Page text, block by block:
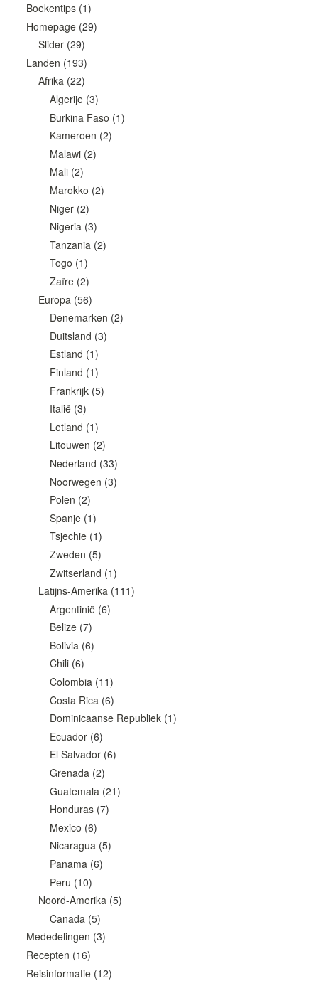
Boekentips(1)
Homepage(29)
Slider(29)
Landen (193)
Afrika(22)
Algerije (3)
Burkina Faso (1)
Kameroen (2)
Malawi (2)
Mali (2)
Marokko (2)
Niger (2)
Nigeria (3)
Tanzania (2)
Togo (1)
Zaïre (2)
Europa (56)
Denemarken (2)
Duitsland (3)
Estland (1)
Finland (1)
Frankrijk (5)
Italië (3)
Letland (1)
Litouwen (2)
Nederland (33)
Noorwegen (3)
Polen (2)
Spanje (1)
Tsjechie (1)
Zweden (5)
Zwitserland (1)
Latijns-Amerika(111)
Argentinië (6)
Belize (7)
Bolivia (6)
Chili (6)
Colombia (11)
Costa Rica (6)
Dominicaanse Republiek (1)
Ecuador (6)
El Salvador (6)
Grenada (2)
Guatemala (21)
Honduras (7)
Mexico (6)
Nicaragua (5)
Panama (6)
Peru (10)
Noord-Amerika(5)
Canada (5)
Mededelingen (3)
Recepten (16)
Reisinformatie(12)